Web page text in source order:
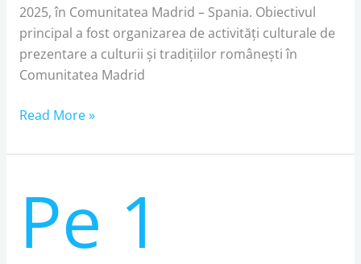
2025, în Comunitatea Madrid – Spania. Obiectivul
principal a fost organizarea de activități culturale de
prezentare a culturii și tradițiilor românești în
Comunitatea Madrid
Read More »
Pe 1
iunie,
românii